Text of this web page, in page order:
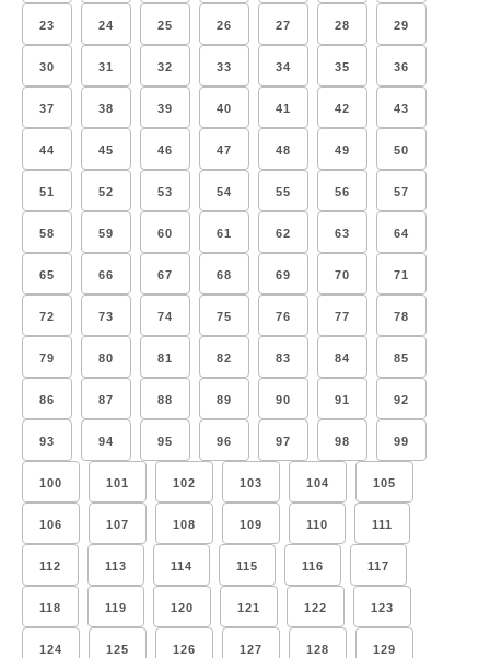
23 24 25 26 27 28 29
30 31 32 33 34 35 36
37 38 39 40 41 42 43
44 45 46 47 48 49 50
51 52 53 54 55 56 57
58 59 60 61 62 63 64
65 66 67 68 69 70 71
72 73 74 75 76 77 78
79 80 81 82 83 84 85
86 87 88 89 90 91 92
93 94 95 96 97 98 99
100 101 102 103 104 105
106 107 108 109 110 111
112 113 114 115 116 117
118 119 120 121 122 123
124 125 126 127 128 129